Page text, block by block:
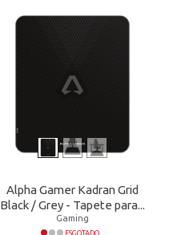
Alpha Gamer Kadran Grid
Black / Grey - Tapete para...
Gaming